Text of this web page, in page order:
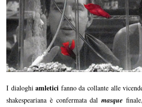
I dialoghiamletici fanno da collante alle
shakespeariana è confermata dalmasque